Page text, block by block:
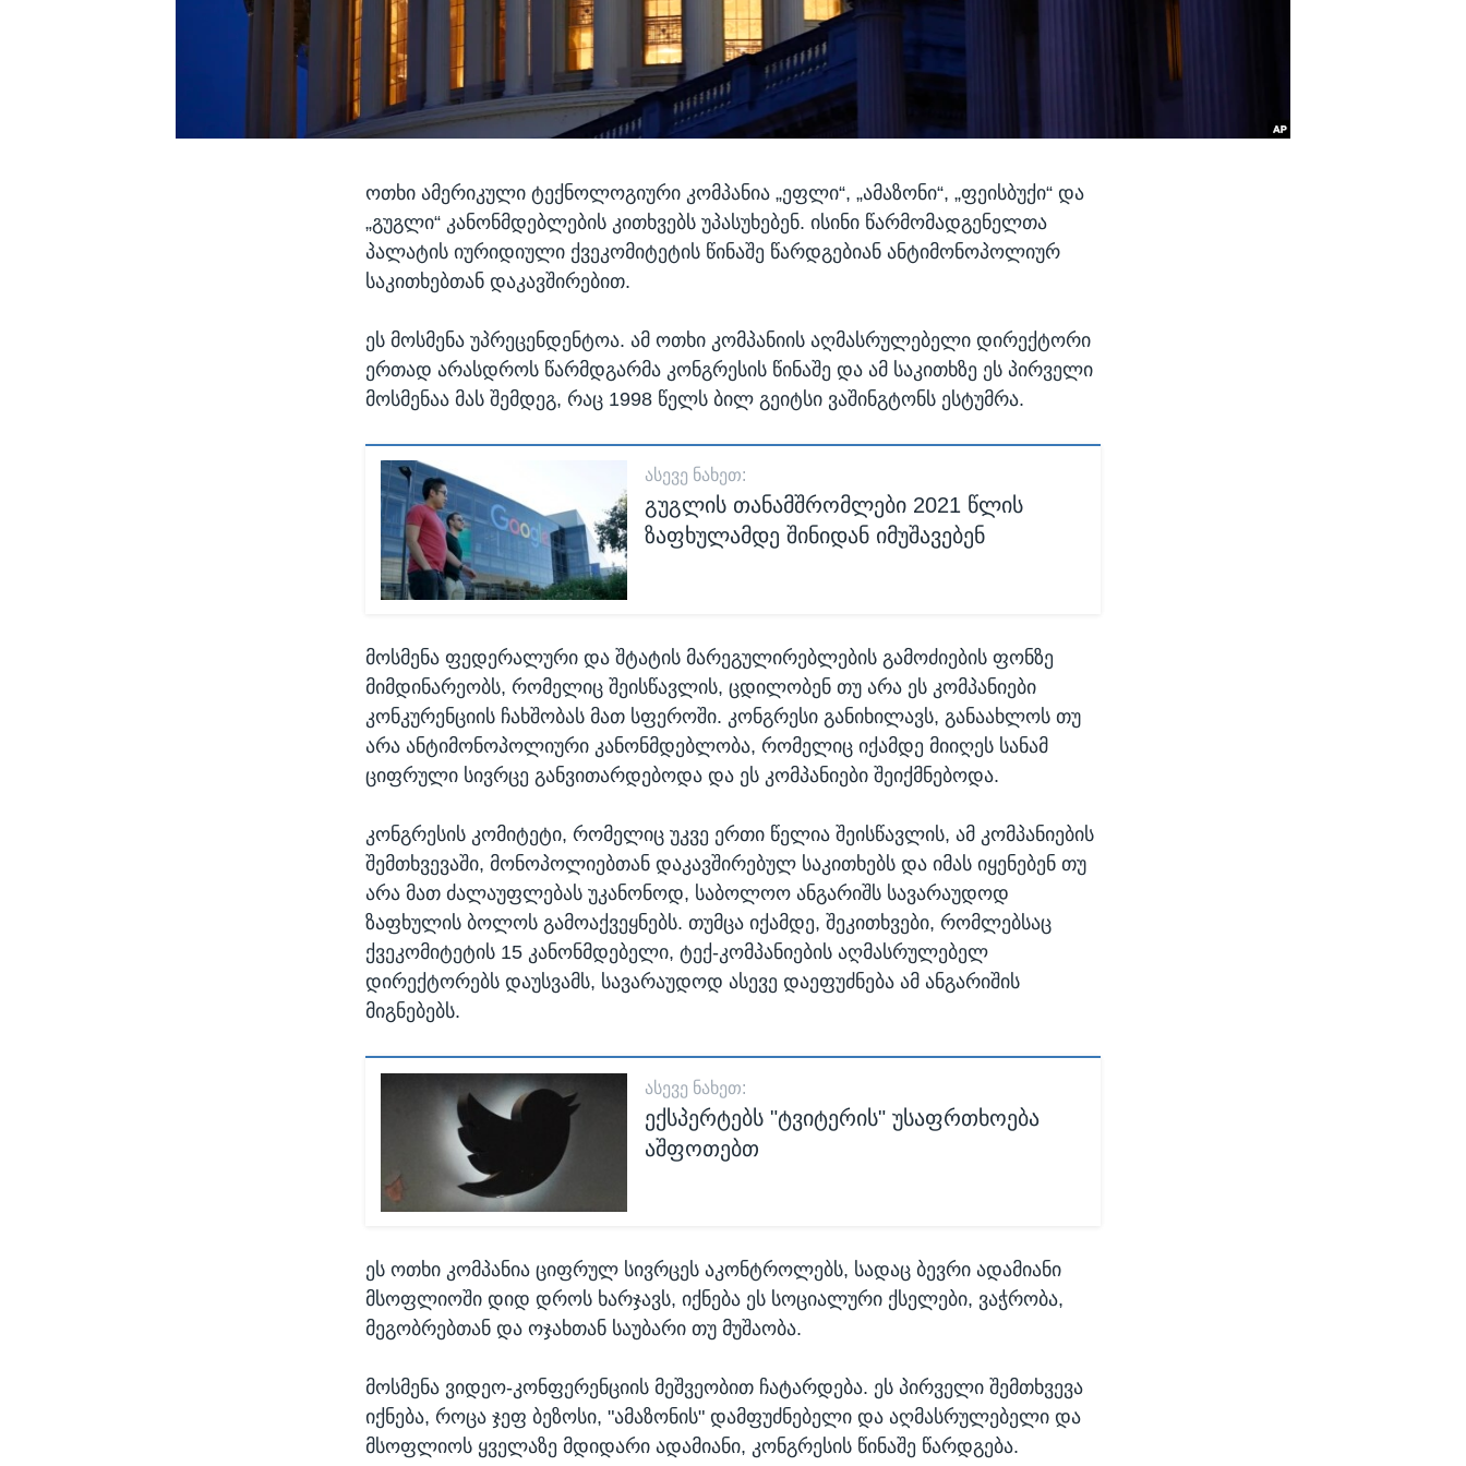
ოთხი ამერიკული ტექნოლოგიური კომპანია „ეფლი“, „ამაზონი“, „ფეისბუქი“ და
„გუგლი“ კანონმდებლების კითხვებს უპასუხებენ. ისინი წარმომადგენელთა
პალატის იურიდიული ქვეკომიტეტის წინაშე წარდგებიან ანტიმონოპოლიურ
საკითხებთან დაკავშირებით.
ეს მოსმენა უპრეცენდენტოა. ამ ოთხი კომპანიის აღმასრულებელი დირექტორი
ერთად არასდროს წარმდგარმა კონგრესის წინაშე და ამ საკითხზე ეს პირველი
მოსმენაა მას შემდეგ, რაც 1998 წელს ბილ გეიტსი ვაშინგტონს ესტუმრა.
ᲐᲡᲔᲕᲔ ᲜᲐᲮᲔᲗ:
გუგლის თანამშრომლები 2021 წლის
ზაფხულამდე შინიდან იმუშავებენ
მოსმენა ფედერალური და შტატის მარეგულირებლების გამოძიების ფონზე
მიმდინარეობს, რომელიც შეისწავლის, ცდილობენ თუ არა ეს კომპანიები
კონკურენციის ჩახშობას მათ სფეროში. კონგრესი განიხილავს, განაახლოს თუ
არა ანტიმონოპოლიური კანონმდებლობა, რომელიც იქამდე მიიღეს სანამ
ციფრული სივრცე განვითარდებოდა და ეს კომპანიები შეიქმნებოდა.
კონგრესის კომიტეტი, რომელიც უკვე ერთი წელია შეისწავლის, ამ კომპანიების
შემთხვევაში, მონოპოლიებთან დაკავშირებულ საკითხებს და იმას იყენებენ თუ
არა მათ ძალაუფლებას უკანონოდ, საბოლოო ანგარიშს სავარაუდოდ
ზაფხულის ბოლოს გამოაქვეყნებს. თუმცა იქამდე, შეკითხვები, რომლებსაც
ქვეკომიტეტის 15 კანონმდებელი, ტექ-კომპანიების აღმასრულებელ
დირექტორებს დაუსვამს, სავარაუდოდ ასევე დაეფუძნება ამ ანგარიშის
მიგნებებს.
ᲐᲡᲔᲕᲔ ᲜᲐᲮᲔᲗ:
ექსპერტებს "ტვიტერის" უსაფრთხოება
აშფოთებთ
ეს ოთხი კომპანია ციფრულ სივრცეს აკონტროლებს, სადაც ბევრი ადამიანი
მსოფლიოში დიდ დროს ხარჯავს, იქნება ეს სოციალური ქსელები, ვაჭრობა,
მეგობრებთან და ოჯახთან საუბარი თუ მუშაობა.
მოსმენა ვიდეო-კონფერენციის მეშვეობით ჩატარდება. ეს პირველი შემთხვევა
იქნება, როცა ჯეფ ბეზოსი, "ამაზონის" დამფუძნებელი და აღმასრულებელი და
მსოფლიოს ყველაზე მდიდარი ადამიანი, კონგრესის წინაშე წარდგება.